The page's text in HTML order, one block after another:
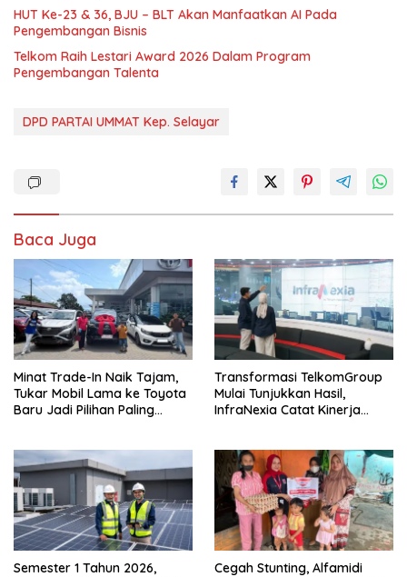
HUT Ke-23 & 36, BJU – BLT Akan Manfaatkan AI Pada
Pengembangan Bisnis
Telkom Raih Lestari Award 2026 Dalam Program
Pengembangan Talenta
DPD PARTAI UMMAT Kep. Selayar
Baca Juga
Minat Trade-In Naik Tajam,
Tukar Mobil Lama ke Toyota
Baru Jadi Pilihan Paling
Transformasi TelkomGroup
Mulai Tunjukkan Hasil,
InfraNexia Catat Kinerja
Semester 1 Tahun 2026,
Cegah Stunting, Alfamidi